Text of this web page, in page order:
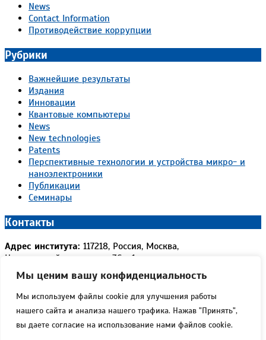
Мы ценим вашу конфиденциальность
Мы используем файлы cookie для улучшения работы
нашего сайта и анализа нашего трафика. Нажав "Принять",
вы даете согласие на использование нами файлов cookie.
News
Contact Information
Противодействие коррупции
Рубрики
Важнейшие результаты
Издания
Инновации
Квантовые компьютеры
News
New technologies
Patents
Перспективные технологии и устройства микро- и
наноэлектроники
Публикации
Семинары
Контакты
Адрес института: 117218, Россия, Москва,
Нахимовский проспект д.36 к.1
Телефон:
+7 (499) 129-54-92
Факс:+7 (499) 125-38-26
E-mail: ftian.director@bk.ru
lukichev@ftian.ru
Реквизиты института